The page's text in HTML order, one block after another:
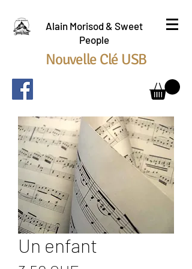
Alain Morisod & Sweet
People
Nouvelle Clé USB
Un enfant